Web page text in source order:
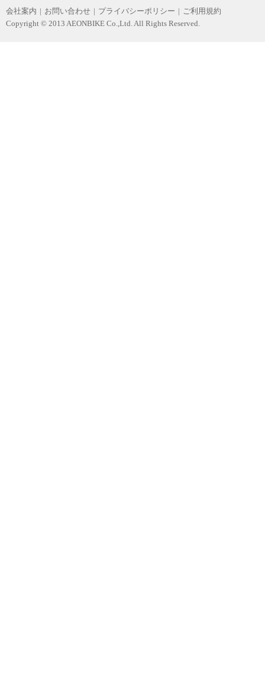
会社案内 | お問い合わせ | プライバシーポリシー | ご利用規約
Copyright © 2013 AEONBIKE Co.,Ltd. All Rights Reserved.